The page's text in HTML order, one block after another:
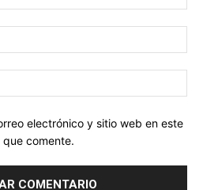
electrónico y sitio web en este
comente.